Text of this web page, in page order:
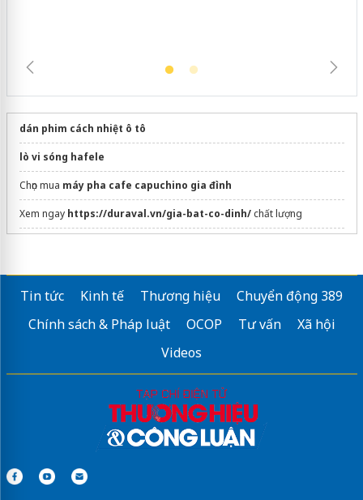
dán phim cách nhiệt ô tô
lò vi sóng hafele
Chọn mua máy pha cafe capuchino gia đình
Xem ngay https://duraval.vn/gia-bat-co-dinh/chất lượng
ChuyênKính ốp bếpchuẩn nhà máy VSG
Sửa bếp từ Junger Toàn quốc
Tin tức Kinh tế Thương hiệu
Chuyển động 389
Chính sách & Pháp luật
OCOP Tư vấn
Xã hội
Videos